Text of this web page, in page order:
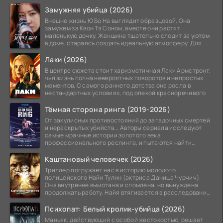
Замужняя убийца (2026)
Внешне жизнь Ю Бо На выглядит образцовой. Она
замужем за Квон Тэ Соном, вместе они растят
маленькую дочку. Женщина тщательно следит за уютом
в доме, стараясь создать идеальную атмосферу. Для
Лаки (2026)
В центре сюжета стоит харизматичная Лаки Армстронг,
чья жизнь полна невероятных поворотов и непростых
моментов. С самого раннего детства она росла в
нестандартных условиях, под опекой красноречивого
Тёмная сторона ринга (2019-2026)
От закулисных противостояний до загадочных смертей
и нераскрытых убийств... Авторы сериала исследуют
самые мрачные истории золотого века
профессионального реслинга, и пытаются найти
Каштановый человечек (2026)
Триллер погружает нас в историю молодого
полицейского Найи Тулин (актриса Даница Чурчич).
Она внутренне вымотана и сломлена, но вынуждена
продолжать работу. Найя втягивается в расследование
Психопат: Белый кролик-убийца (2026)
Маньяк, действующий с особой жестокостью, решает